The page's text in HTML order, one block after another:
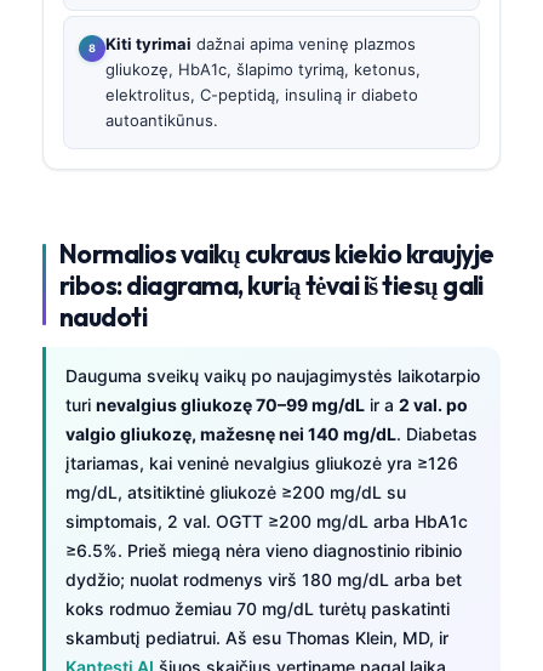
Kiti tyrimai dažnai apima veninę plazmos
gliukozę, HbA1c, šlapimo tyrimą, ketonus,
elektrolitus, C-peptidą, insuliną ir diabeto
autoantikūnus.
Normalios vaikų cukraus kiekio kraujyje
ribos: diagrama, kurią tėvai iš tiesų gali
naudoti
Dauguma sveikų vaikų po naujagimystės laikotarpio
turi nevalgius gliukozę 70–99 mg/dL ir a 2 val. po
valgio gliukozę, mažesnę nei 140 mg/dL. Diabetas
įtariamas, kai veninė nevalgius gliukozė yra ≥126
mg/dL, atsitiktinė gliukozė ≥200 mg/dL su
simptomais, 2 val. OGTT ≥200 mg/dL arba HbA1c
≥6.5%. Prieš miegą nėra vieno diagnostinio ribinio
dydžio; nuolat rodmenys virš 180 mg/dL arba bet
koks rodmuo žemiau 70 mg/dL turėtų paskatinti
skambutį pediatrui. Aš esu Thomas Klein, MD, ir
Kantesti AI šiuos skaičius vertiname pagal laiką,